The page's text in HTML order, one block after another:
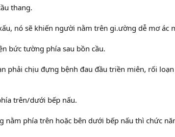
thang.
nó sẽ khiến người nằm trên gi.ường dễ mơ ác
bức tường phía sau bồn cầu.
phải chịu đựng bệnh đau đầu triền miên, rối
trên/dưới bếp nấu.
nằm phía trên hoặc bên dưới bếp nấu thì chức